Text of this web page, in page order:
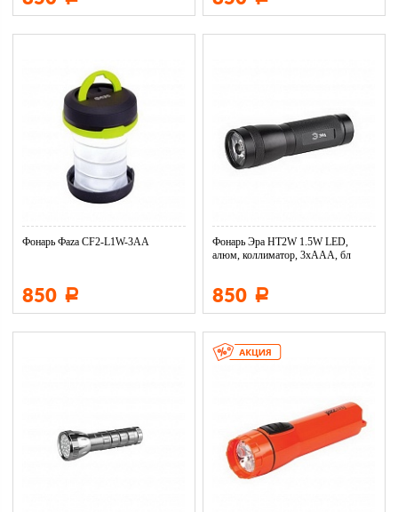
Фонарь Фaza CF2-L1W-3AA
850 Р
Фонарь Эра HT2W 1.5W LED,
алюм, коллиматор, 3хААА, бл
850 Р